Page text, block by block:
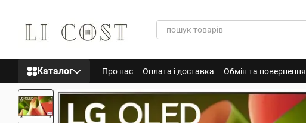
Каталог Про нас Оплата і доставка Обмін та повернення